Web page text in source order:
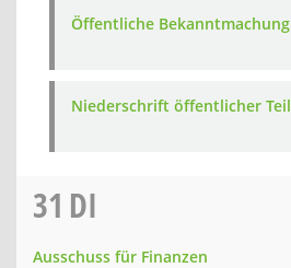
Öffentliche Bekanntmachung
Niederschrift öffentlicher Teil
31 DI
Ausschuss für Finanzen